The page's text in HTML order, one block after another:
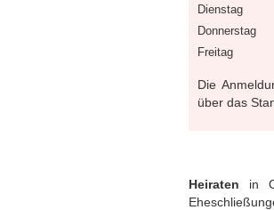
Dienstag
Donnerstag
Freitag
Die
über das
Heiraten in